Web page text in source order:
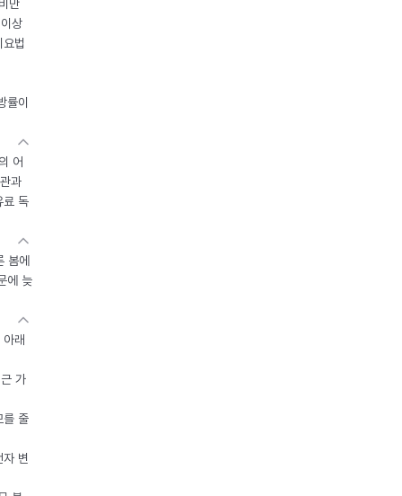
만
상
법
률이
어
과
료 독
봄에
에 늦
래
가
를 줄
변